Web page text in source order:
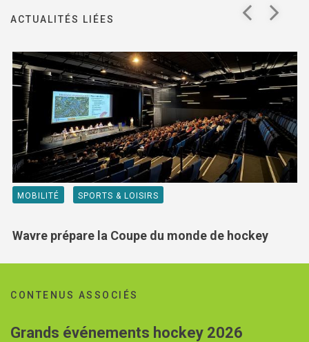
Nouvel habitant
Parent
Touriste
Règlements communaux
Objets trouvés
Grands chantiers
Chantiers en cours
ACTUALITÉS LIÉES
Wavre prépare la Coupe du monde de hockey
MOBILITÉ SPORTS & LOISIRS
CONTENUS ASSOCIÉS
Grands événements hockey 2026